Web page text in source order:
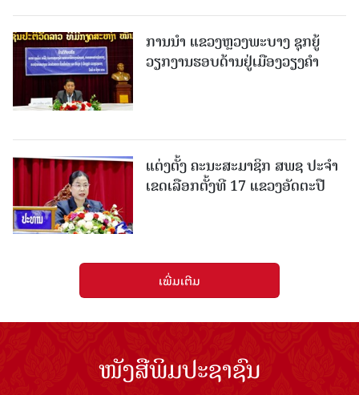
ການນຳ ແຂວງຫຼວງພະບາງ ຊຸກຍູ້
ວຽກງານຮອບດ້ານຢູ່ເມືອງວຽງຄໍາ
ແຕ່ງຕັ້ງ ຄະນະສະມາຊິກ ສພຊ ປະຈຳ
ເຂດເລືອກຕັ້ງທີ 17 ແຂວງອັດຕະປື
ເພີ່ມເຕີມ
ໜັງສືພິມປະຊາຊົນ